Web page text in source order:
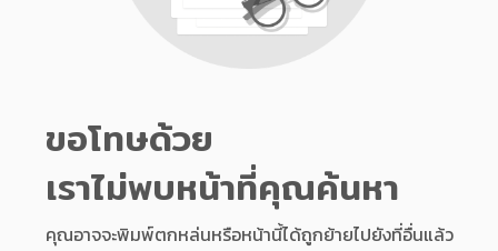
ขอโทษด้วย
เราไม่พบหน้าที่คุณค้นหา
คุณอาจจะพิมพ์ตกหล่นหรือหน้านี้ได้ถูกย้ายไปยังที่อื่นแล้ว